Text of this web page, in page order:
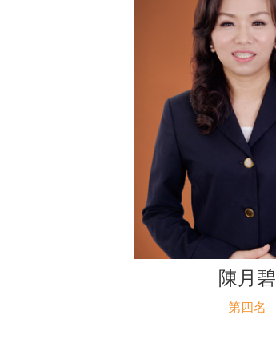
陳月碧
第四名